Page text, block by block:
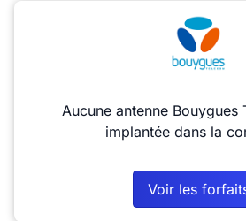
Aucune antenne Bouygues
implantée dans la
Voir les